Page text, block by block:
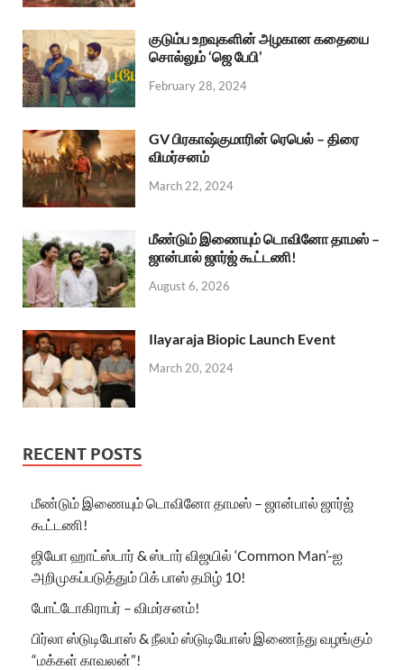
குடும்ப உறவுகளின் அழகான கதையை
சொல்லும் ‘ஜெ பேபி’
February 28, 2024
GV பிரகாஷ்குமாரின் ரெபெல் – திரை
விமர்சனம்
March 22, 2024
மீண்டும் இணையும் டொவினோ தாமஸ் –
ஜான்பால் ஜார்ஜ் கூட்டணி!
August 6, 2026
Ilayaraja Biopic Launch Event
March 20, 2024
RECENT POSTS
மீண்டும் இணையும் டொவினோ தாமஸ் – ஜான்பால் ஜார்ஜ்
கூட்டணி!
ஜியோ ஹாட்ஸ்டார் & ஸ்டார் விஜயில் ‘Common Man’-ஐ
அறிமுகப்படுத்தும் பிக் பாஸ் தமிழ் 10!
போட்டோகிராபர் – விமர்சனம்!
பிர்லா ஸ்டுடியோஸ் & நீலம் ஸ்டுடியோஸ் இணைந்து வழங்கும்
“மக்கள் காவலன்”!